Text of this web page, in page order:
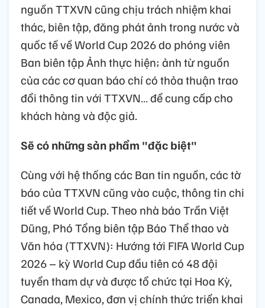
nguồn TTXVN cũng chịu trách nhiệm khai
thác, biên tập, đăng phát ảnh trong nước và
quốc tế về World Cup 2026 do phóng viên
Ban biên tập Ảnh thực hiện; ảnh từ nguồn
của các cơ quan báo chí có thỏa thuận trao
đổi thông tin với TTXVN… để cung cấp cho
khách hàng và độc giả.
Sẽ có những sản phẩm "đặc biệt"
Cùng với hệ thống các Ban tin nguồn, các tờ
báo của TTXVN cũng vào cuộc, thông tin chi
tiết về World Cup. Theo nhà báo Trần Việt
Dũng, Phó Tổng biên tập Báo Thể thao và
Văn hóa (TTXVN): Hướng tới FIFA World Cup
2026 – kỳ World Cup đầu tiên có 48 đội
tuyển tham dự và được tổ chức tại Hoa Kỳ,
Canada, Mexico, đơn vị chính thức triển khai